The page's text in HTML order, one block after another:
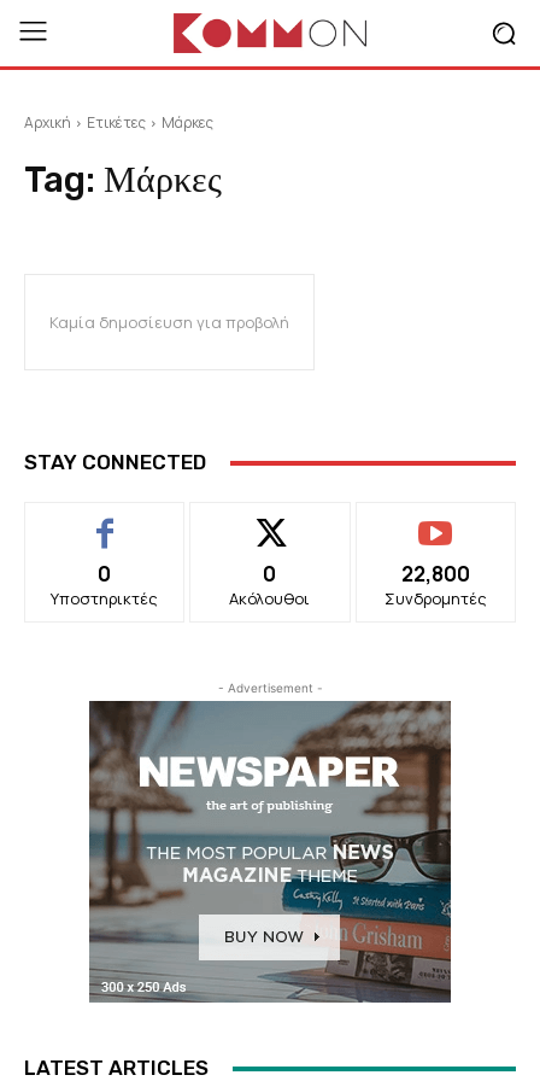
Αρχική Ετικέτες Μάρκες
Tag: Μάρκες
Καμία δημοσίευση για προβολή
STAY CONNECTED
0
Υποστηρικτές
0
Ακόλουθοι
22,800
Συνδρομητές
- Advertisement -
LATEST ARTICLES